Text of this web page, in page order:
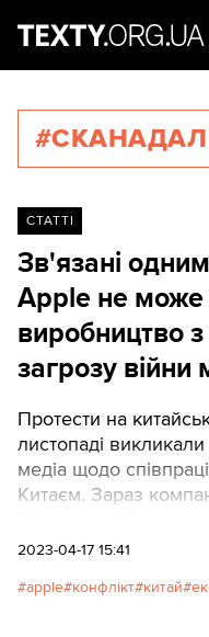
#СКАНАДАЛ
СТАТТІ
Зв'язані
Apple не може
виробництво
загрозу
Протести на
листопаді
медіа щодо
Китаєм. Зараз
потенційним
Китаї. І це змінити
2023-04-17 15:41
apple конфлікт китай